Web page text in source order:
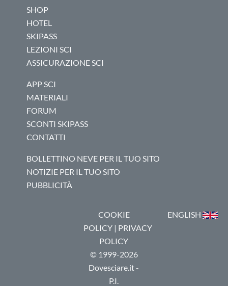
SHOP
HOTEL
SKIPASS
LEZIONI SCI
ASSICURAZIONE SCI
APP SCI
MATERIALI
FORUM
SCONTI SKIPASS
CONTATTI
BOLLETTINO NEVE PER IL TUO SITO
NOTIZIE PER IL TUO SITO
PUBBLICITÀ
COOKIE
POLICY| PRIVACY
POLICY
© 1999-2026
Dovesciare.it -
P.I.
ENGLISH